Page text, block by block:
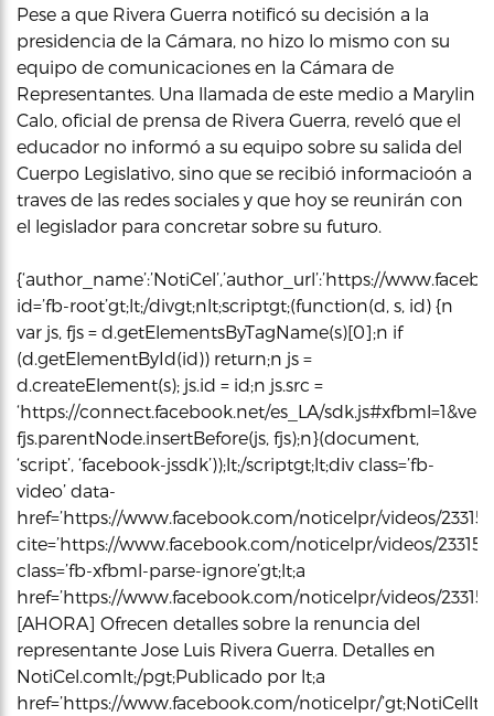
Pese a que Rivera Guerra notificó su decisión a la
presidencia de la Cámara, no hizo lo mismo con su
equipo de comunicaciones en la Cámara de
Representantes. Una llamada de este medio a Marylin
Calo, oficial de prensa de Rivera Guerra, reveló que el
educador no informó a su equipo sobre su salida del
Cuerpo Legislativo, sino que se recibió informacioón a
traves de las redes sociales y que hoy se reunirán con
el legislador para concretar sobre su futuro.
{‘author_name’:’NotiCel’,’author_url’:’https://
id=’fb-root’gt;lt;/divgt;nlt;scriptgt;(function(d, s, id) {n
var js, fjs = d.getElementsByTagName(s)[0];n if
(d.getElementById(id)) return;n js =
d.createElement(s); js.id = id;n js.src =
‘https://connect.facebook.net/es_LA/
fjs.parentNode.insertBefore(js, fjs);n}(document,
‘script’, ‘facebook-jssdk’));lt;/scriptgt;lt;div class=’fb-
video’ data-
href=’https://www.facebook.com/noticelpr/videos/
cite=’https://www.facebook.com/noticelpr/videos/
class=’fb-xfbml-parse-ignore’gt;lt;a
href=’https://www.facebook.com/noticelpr/videos/
[AHORA] Ofrecen detalles sobre la renuncia del
representante Jose Luis Rivera Guerra. Detalles en
NotiCel.comlt;/pgt;Publicado por lt;a
href=’https://www.facebook.com/noticelpr/’gt;NotiCellt;/